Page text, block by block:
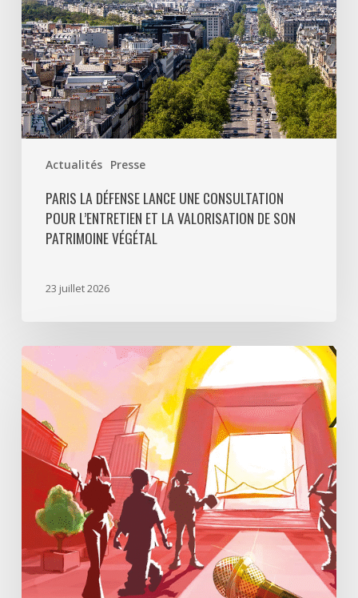
Actualités Presse
et
la
valorisation
de
son
patrimoine
végétal
PARIS LA DÉFENSE LANCE UNE CONSULTATION
POUR L’ENTRETIEN ET LA VALORISATION DE SON
PATRIMOINE VÉGÉTAL
23 juillet 2026
Paris
La
Défense
lance
«
Disparition
Défense
un
jeu